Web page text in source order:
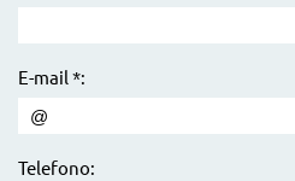
E-mail *:
Telefono: